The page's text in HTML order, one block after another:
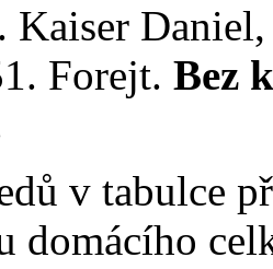
Kaiser
Forejt. Bez
v tabulce
domácího